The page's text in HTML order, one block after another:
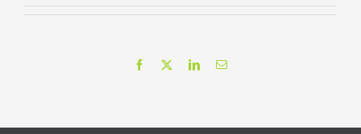
Facebook LinkedInCorreo